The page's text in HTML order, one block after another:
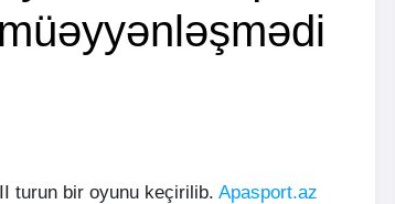
turun bir oyunu keçirilib. Apasport.az